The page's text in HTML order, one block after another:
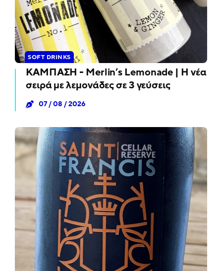
SOFT DRINKS
ΚΑΜΠΑΣΗ - Merlin’s Lemonade | Η νέα
σειρά με λεμονάδες σε 3 γεύσεις
07 / 08 / 2026